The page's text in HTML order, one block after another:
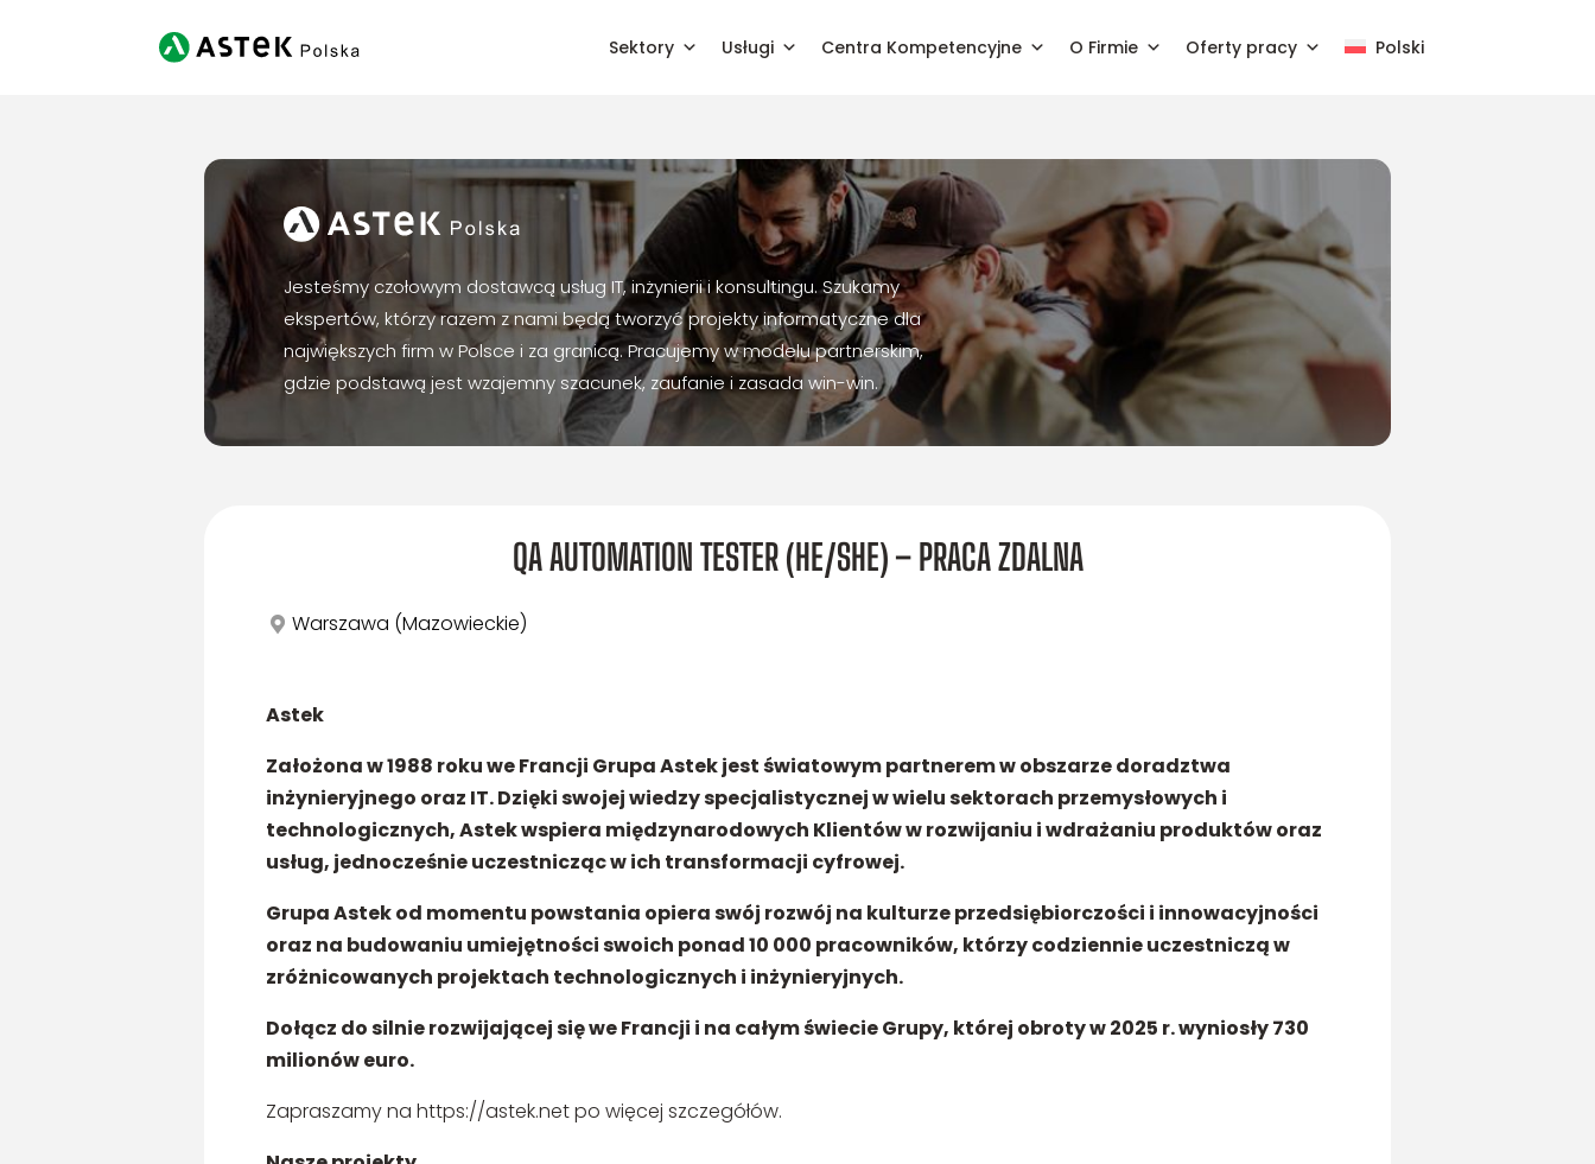
Sektory Usługi Centra Kompetencyjne O Firmie Oferty pracy Polski
Jesteśmy czołowym dostawcą usług IT, inżynierii i konsultingu. Szukamy
ekspertów, którzy razem z nami będą tworzyć projekty informatyczne dla
największych firm w Polsce i za granicą. Pracujemy w modelu partnerskim,
gdzie podstawą jest wzajemny szacunek, zaufanie i zasada win-win.
QA AUTOMATION TESTER (HE/SHE) – PRACA ZDALNA
Warszawa (Mazowieckie)
Astek
Założona w 1988 roku we Francji Grupa Astek jest światowym partnerem w obszarze doradztwa
inżynieryjnego oraz IT. Dzięki swojej wiedzy specjalistycznej w wielu sektorach przemysłowych i
technologicznych, Astek wspiera międzynarodowych Klientów w rozwijaniu i wdrażaniu produktów oraz
usług, jednocześnie uczestnicząc w ich transformacji cyfrowej.
Grupa Astek od momentu powstania opiera swój rozwój na kulturze przedsiębiorczości i innowacyjności
oraz na budowaniu umiejętności swoich ponad 10 000 pracowników, którzy codziennie uczestniczą w
zróżnicowanych projektach technologicznych i inżynieryjnych.
Dołącz do silnie rozwijającej się we Francji i na całym świecie Grupy, której obroty w 2025 r. wyniosły 730
milionów euro.
Zapraszamy na https://astek.net po więcej szczegółów.